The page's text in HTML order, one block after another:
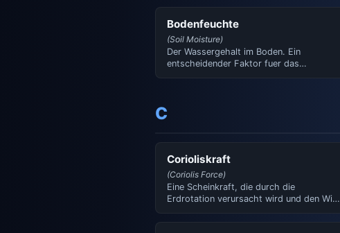
Bodenfeuchte
(Soil Moisture)
Der Wassergehalt im Boden. Ein
entscheidender Faktor fuer das
C
Corioliskraft
(Coriolis Force)
Eine Scheinkraft, die durch die
Erdrotation verursacht wird und den Wind